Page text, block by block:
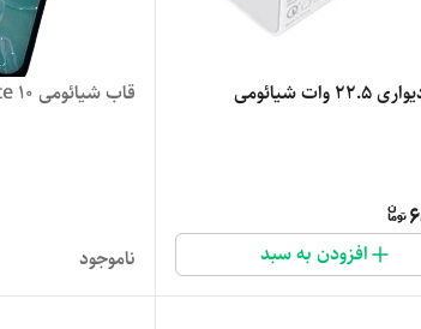
وات شیائومی
افزودن به سبد
قاب شیائومی mi note 10
ناموجود